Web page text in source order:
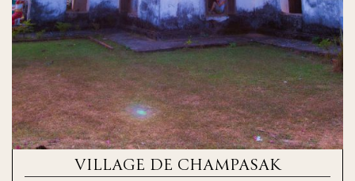
VILLAGE DE CHAMPASAK